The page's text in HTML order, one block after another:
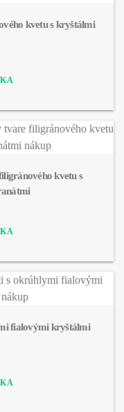
kvetu s kryštálmi
kvetu s
fialovými kryštálmi